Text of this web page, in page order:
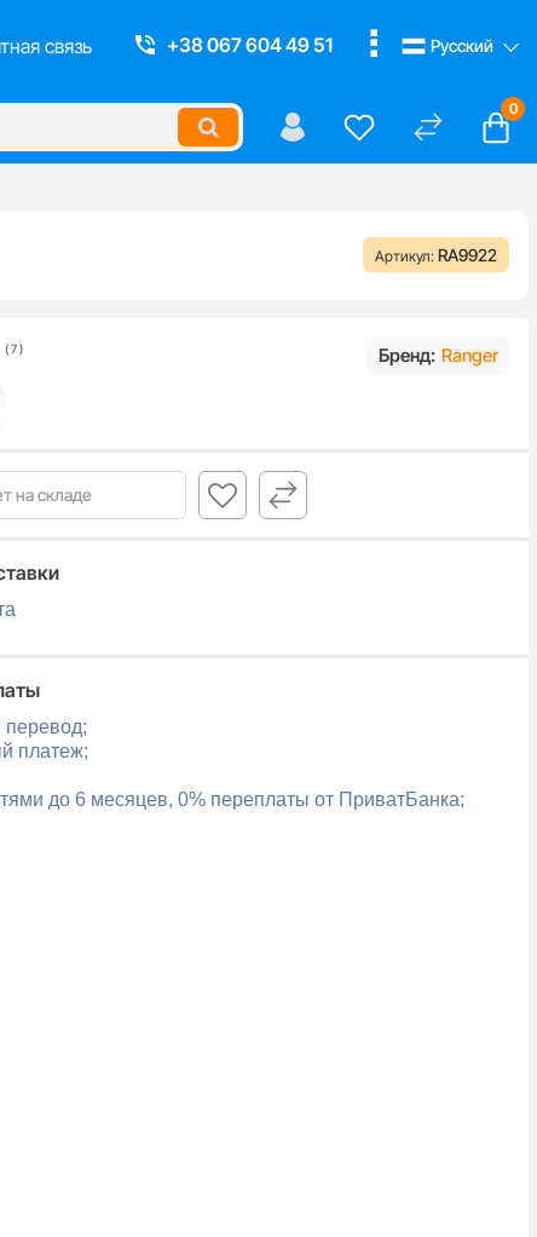
связь +38 067 604 49 51 Русский
0
Артикул: RA9922
(7) Бренд: Ranger
на складе
перевод;
платеж;
до 6 месяцев, 0% переплаты от ПриватБанка;